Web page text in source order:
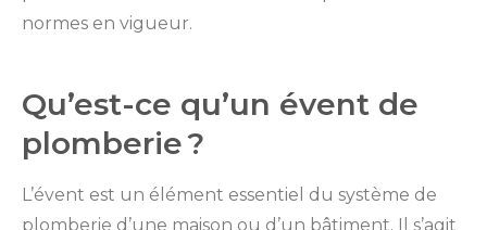
normes en vigueur.
Qu’est-ce qu’un évent de
plomberie ?
L’évent est un élément essentiel du système de
plomberie d’une maison ou d’un bâtiment. Il s’agit